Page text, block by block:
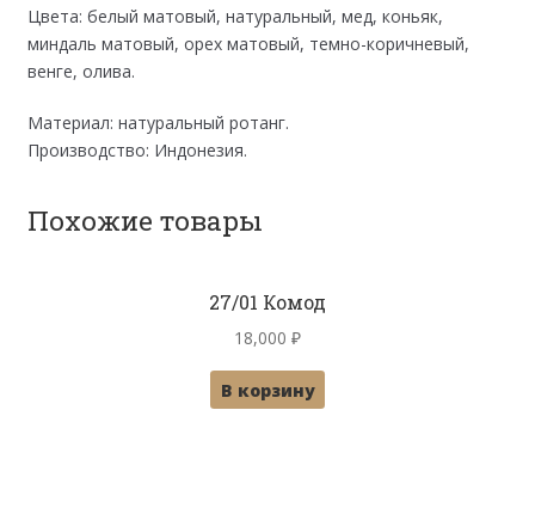
Цвета: белый матовый, натуральный, мед, коньяк,
миндаль матовый, орех матовый, темно-коричневый,
венге, олива.
Материал: натуральный ротанг.
Производство: Индонезия.
Похожие товары
27/01 Комод
18,000 ₽
В корзину